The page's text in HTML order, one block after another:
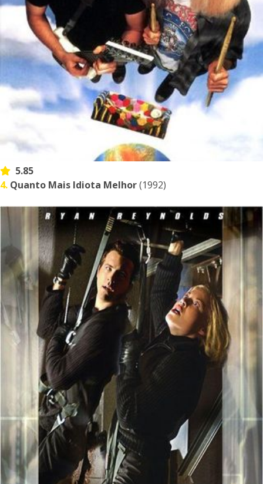
5.85
4. Quanto Mais Idiota Melhor(1992)